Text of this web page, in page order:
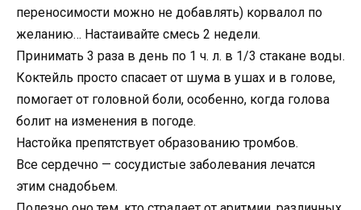
переносимости можно не добавлять) корвалол по
желанию… Настаивайте смесь 2 недели.
Принимать 3 раза в день по 1 ч. л. в 1/3 стакане воды.
Коктейль просто спасает от шума в ушах и в голове,
помогает от головной боли, особенно, когда голова
болит на изменения в погоде.
Настойка препятствует образованию тромбов.
Все сердечно — сосудистые заболевания лечатся
этим снадобьем.